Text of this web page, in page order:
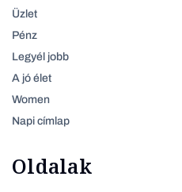
Üzlet
Pénz
Legyél jobb
A jó élet
Women
Napi címlap
Oldalak